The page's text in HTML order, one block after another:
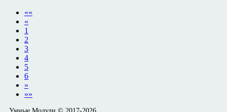
««
«
1
2
3
4
5
6
»
»»